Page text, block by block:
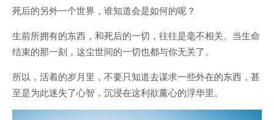
死后的另外一个世界，谁知道会是如何的呢？
生前所拥有的东西，和死后的一切，往往是毫不相关。当生命
结束的那一刻，这尘世间的一切也都与你无关了。
所以，活着的岁月里，不要只知道去谋求一些外在的东西，甚
至是为此迷失了心智，沉浸在这利欲薰心的浮华里。